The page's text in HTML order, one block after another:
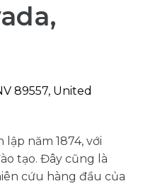
89557, United
năm 1874, với
tạo. Đây cũng là
cứu hàng đầu của